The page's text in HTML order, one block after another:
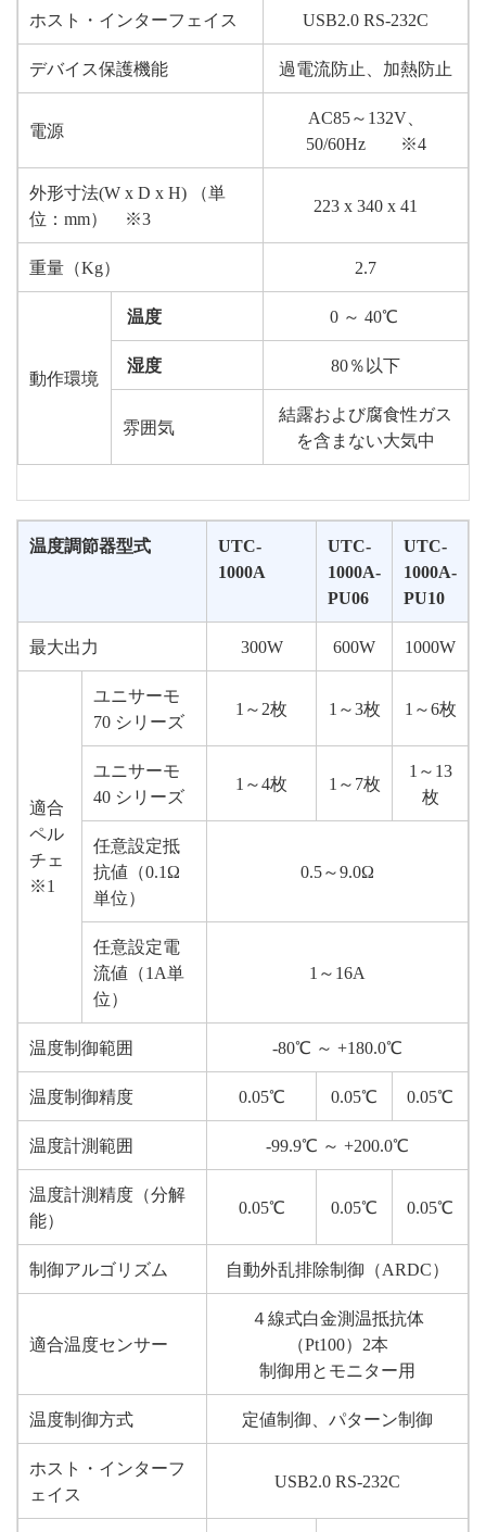
ホスト・インターフェイス USB2.0 RS-232C
デバイス保護機能 過電流防止、加熱防止
電源
AC85～132V、
50/60Hz ※4
外形寸法(W x D x H) （単
位：mm） ※3
223 x 340 x 41
重量（Kg） 2.7
動作環境
温度 0 ～ 40℃
湿度 80％以下
雰囲気
結露および腐食性ガス
を含まない大気中
温度調節器型式
UTC-
1000A
UTC-
1000A-
PU06
UTC-
1000A-
PU10
最大出力 300W 600W 1000W
適合
ペル
チェ
※1
ユニサーモ
70 シリーズ
1～2枚 1～3枚 1～6枚
ユニサーモ
40 シリーズ
1～4枚 1～7枚
1～13
枚
任意設定抵
抗値（0.1Ω
単位）
0.5～9.0Ω
任意設定電
流値（1A単
位）
1～16A
温度制御範囲 -80℃ ～ +180.0℃
温度制御精度 0.05℃ 0.05℃ 0.05℃
温度計測範囲 -99.9℃ ～ +200.0℃
温度計測精度（分解
能）
0.05℃ 0.05℃ 0.05℃
制御アルゴリズム 自動外乱排除制御（ARDC）
適合温度センサー
４線式白金測温抵抗体
（Pt100）2本
制御用とモニター用
温度制御方式 定値制御、パターン制御
ホスト・インターフ
ェイス
USB2.0 RS-232C